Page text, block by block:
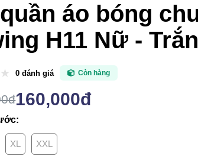
áo bóng
H11 Nữ -
0 đánh giá Còn hàng
160,000đ
XL XXL